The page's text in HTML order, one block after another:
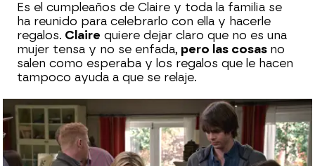
Es el cumpleaños de Claire y toda la familia se
ha reunido para celebrarlo con ella y hacerle
regalos. Claire quiere dejar claro que no es una
mujer tensa y no se enfada, pero las cosas no
salen como esperaba y los regalos que le hacen
tampoco ayuda a que se relaje.